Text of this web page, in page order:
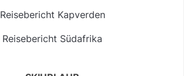
Reisebericht Kapverden
Reisebericht Südafrika